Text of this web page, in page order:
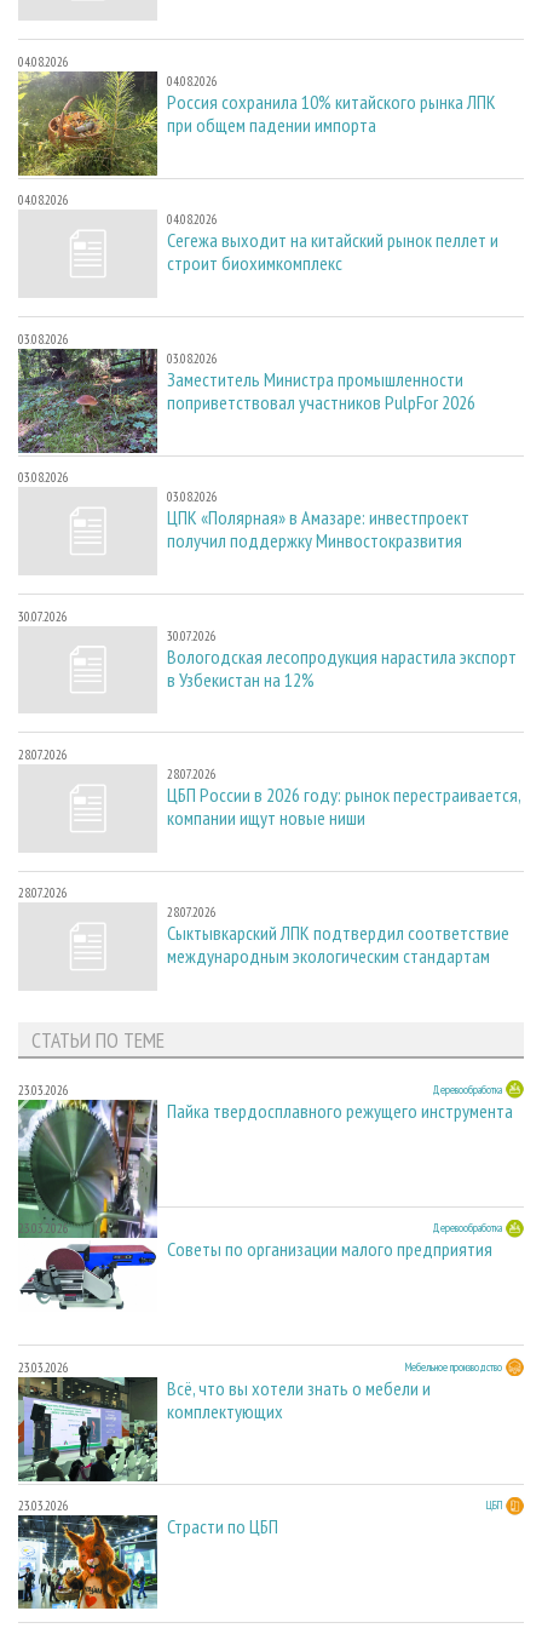
04.08.2026
04.08.2026
Россия сохранила 10% китайского рынка ЛПК
при общем падении импорта
04.08.2026
04.08.2026
Сегежа выходит на китайский рынок пеллет и
строит биохимкомплекс
03.08.2026
03.08.2026
Заместитель Министра промышленности
поприветствовал участников PulpFor 2026
03.08.2026
03.08.2026
ЦПК «Полярная» в Амазаре: инвестпроект
получил поддержку Минвостокразвития
30.07.2026
30.07.2026
Вологодская лесопродукция нарастила экспорт
в Узбекистан на 12%
28.07.2026
28.07.2026
ЦБП России в 2026 году: рынок перестраивается,
компании ищут новые ниши
28.07.2026
28.07.2026
Сыктывкарский ЛПК подтвердил соответствие
международным экологическим стандартам
СТАТЬИ ПО ТЕМЕ
23.03.2026 Деревообработка
Пайка твердосплавного режущего инструмента
23.03.2026 Деревообработка
Советы по организации малого предприятия
23.03.2026 Мебельное производство
Всё, что вы хотели знать о мебели и
комплектующих
23.03.2026 ЦБП
Страсти по ЦБП